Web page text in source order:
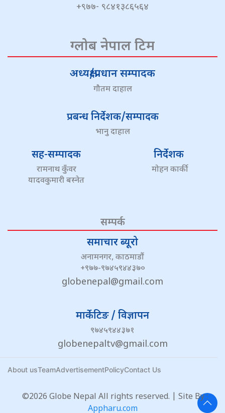
+९७७- ९८४१३८६५६४
ग्लोब नेपाल टिम
अध्यक्ष/प्रधान सम्पादक
गौतम दाहाल
प्रबन्ध निर्देशक/सम्पादक
भानु दाहाल
सह-सम्पादक
रामनाथ कुँवर
यादवकुमारी बस्नेत
निर्देशक
मोहन कार्की
सम्पर्क
समाचार ब्यूरो
अनामनगर, काठमाडौं
+९७७-९७४५९४४३७०
globenepal@gmail.com
मार्केटिङ / विज्ञापन
९७४५९४४३७१
globenepaltv@gmail.com
About usTeamAdvertisementPolicyContact Us
©2026 Globe Nepal All rights reserved. | Site By :
Appharu.com